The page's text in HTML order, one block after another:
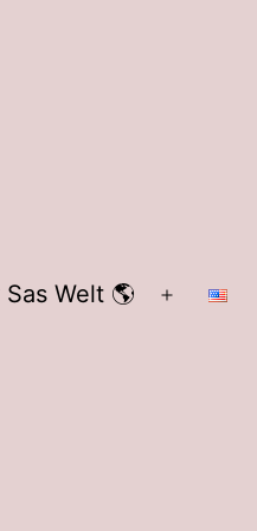
Sas Welt 🌎
Menü